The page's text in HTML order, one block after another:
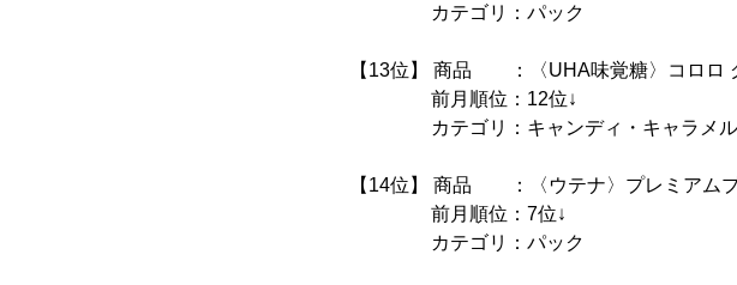
カテゴリ：パック
【13位】 商品 ：〈UHA味覚糖〉コロロ
前月順位：12位↓
カテゴリ：キャンディ・キャラメル
【14位】 商品 ：〈ウテナ〉プレミアム
前月順位：7位↓
カテゴリ：パック